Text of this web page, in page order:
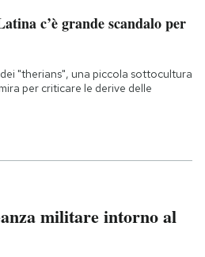
c’è grande scandalo per
"therians", una piccola sottocultura
per criticare le derive delle
militare intorno al